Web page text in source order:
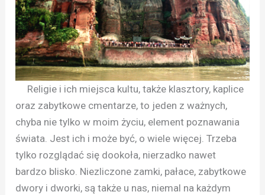
Religie i ich miejsca kultu, także klasztory, kaplice
oraz zabytkowe cmentarze, to jeden z ważnych,
chyba nie tylko w moim życiu, element poznawania
świata. Jest ich i może być, o wiele więcej. Trzeba
tylko rozglądać się dookoła, nierzadko nawet
bardzo blisko. Niezliczone zamki, pałace, zabytkowe
dwory i dworki, są także u nas, niemal na każdym